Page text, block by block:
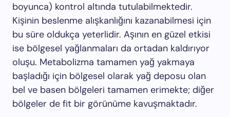
boyunca) kontrol altında tutulabilmektedir.
Kişinin beslenme alışkanlığını kazanabilmesi için
bu süre oldukça yeterlidir. Aşının en güzel etkisi
ise bölgesel yağlanmaları da ortadan kaldırıyor
oluşu. Metabolizma tamamen yağ yakmaya
başladığı için bölgesel olarak yağ deposu olan
bel ve basen bölgeleri tamamen erimekte; diğer
bölgeler de fit bir görünüme kavuşmaktadır.